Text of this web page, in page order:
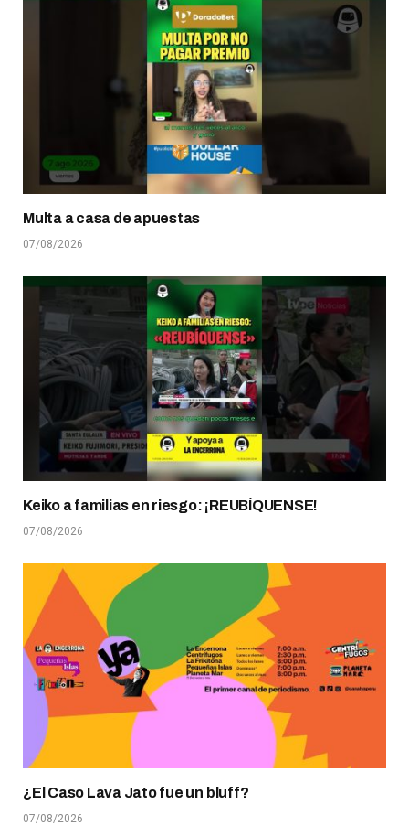
Multa a casa de apuestas
07/08/2026
Keiko a familias en riesgo: ¡REUBÍQUENSE!
07/08/2026
¿El Caso Lava Jato fue un bluff?
07/08/2026